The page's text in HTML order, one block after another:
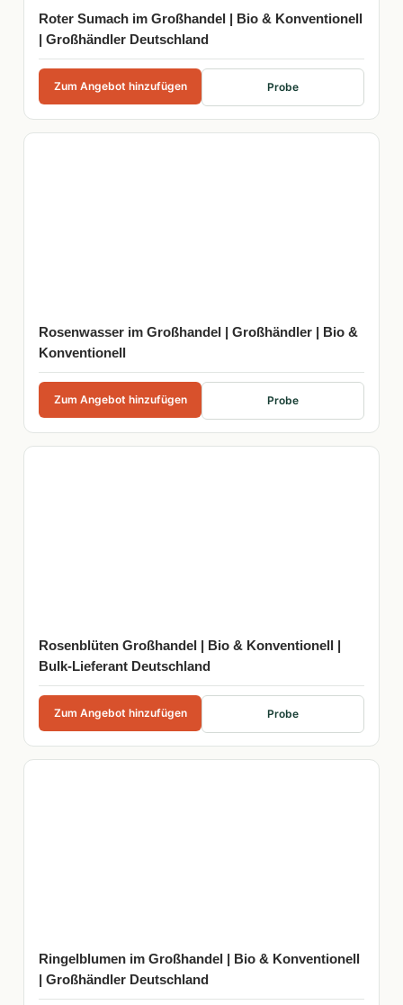
Roter Sumach im Großhandel | Bio & Konventionell
| Großhändler Deutschland
Zum Angebot hinzufügen Probe
Rosenwasser im Großhandel | Großhändler | Bio &
Konventionell
Zum Angebot hinzufügen Probe
Rosenblüten Großhandel | Bio & Konventionell |
Bulk-Lieferant Deutschland
Zum Angebot hinzufügen Probe
Ringelblumen im Großhandel | Bio & Konventionell
| Großhändler Deutschland